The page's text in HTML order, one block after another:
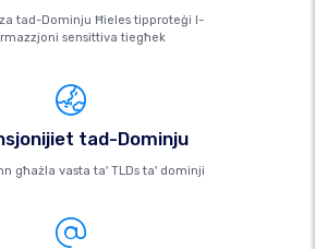
tad-Dominju Ħieles tipproteġi l-
sensittiva tiegħek
tad-Dominju
għażla vasta ta' TLDs ta' dominji